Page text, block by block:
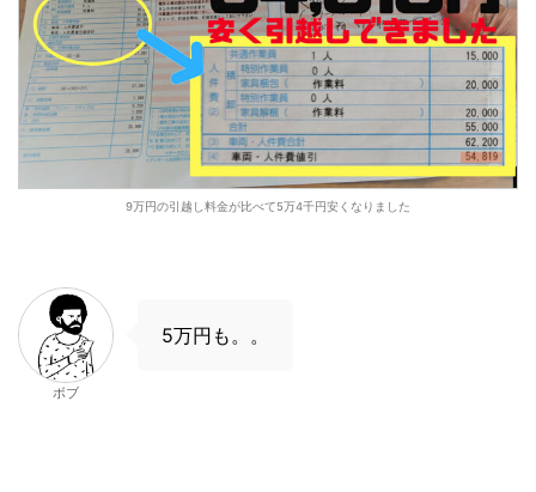
9万円の引越し料金が比べて5万4千円安くなりました
ボブ
5万円も。。